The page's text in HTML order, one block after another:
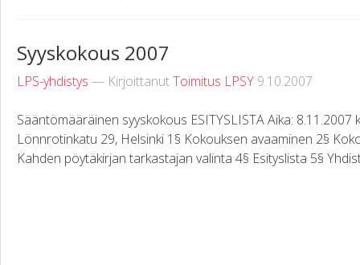
Syyskokous 2007
LPS-yhdistys — KirjoittanutToimitus LPSY 9.10.2007
Sääntömääräinen syyskokous ESITYSLISTA Aika: 8.11.2007
Lönnrotinkatu 29, Helsinki 1§ Kokouksen avaaminen 2§
Kahden pöytäkirjan tarkastajan valinta 4§ Esityslista 5§